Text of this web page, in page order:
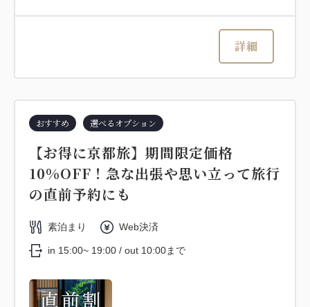
詳細
おすすめ 選べるオプション
【お得に京都旅】期間限定価格
10%OFF！急な出張や思い立って旅行
の直前予約にも
素泊まり Web決済
in 15:00~ 19:00 / out 10:00まで